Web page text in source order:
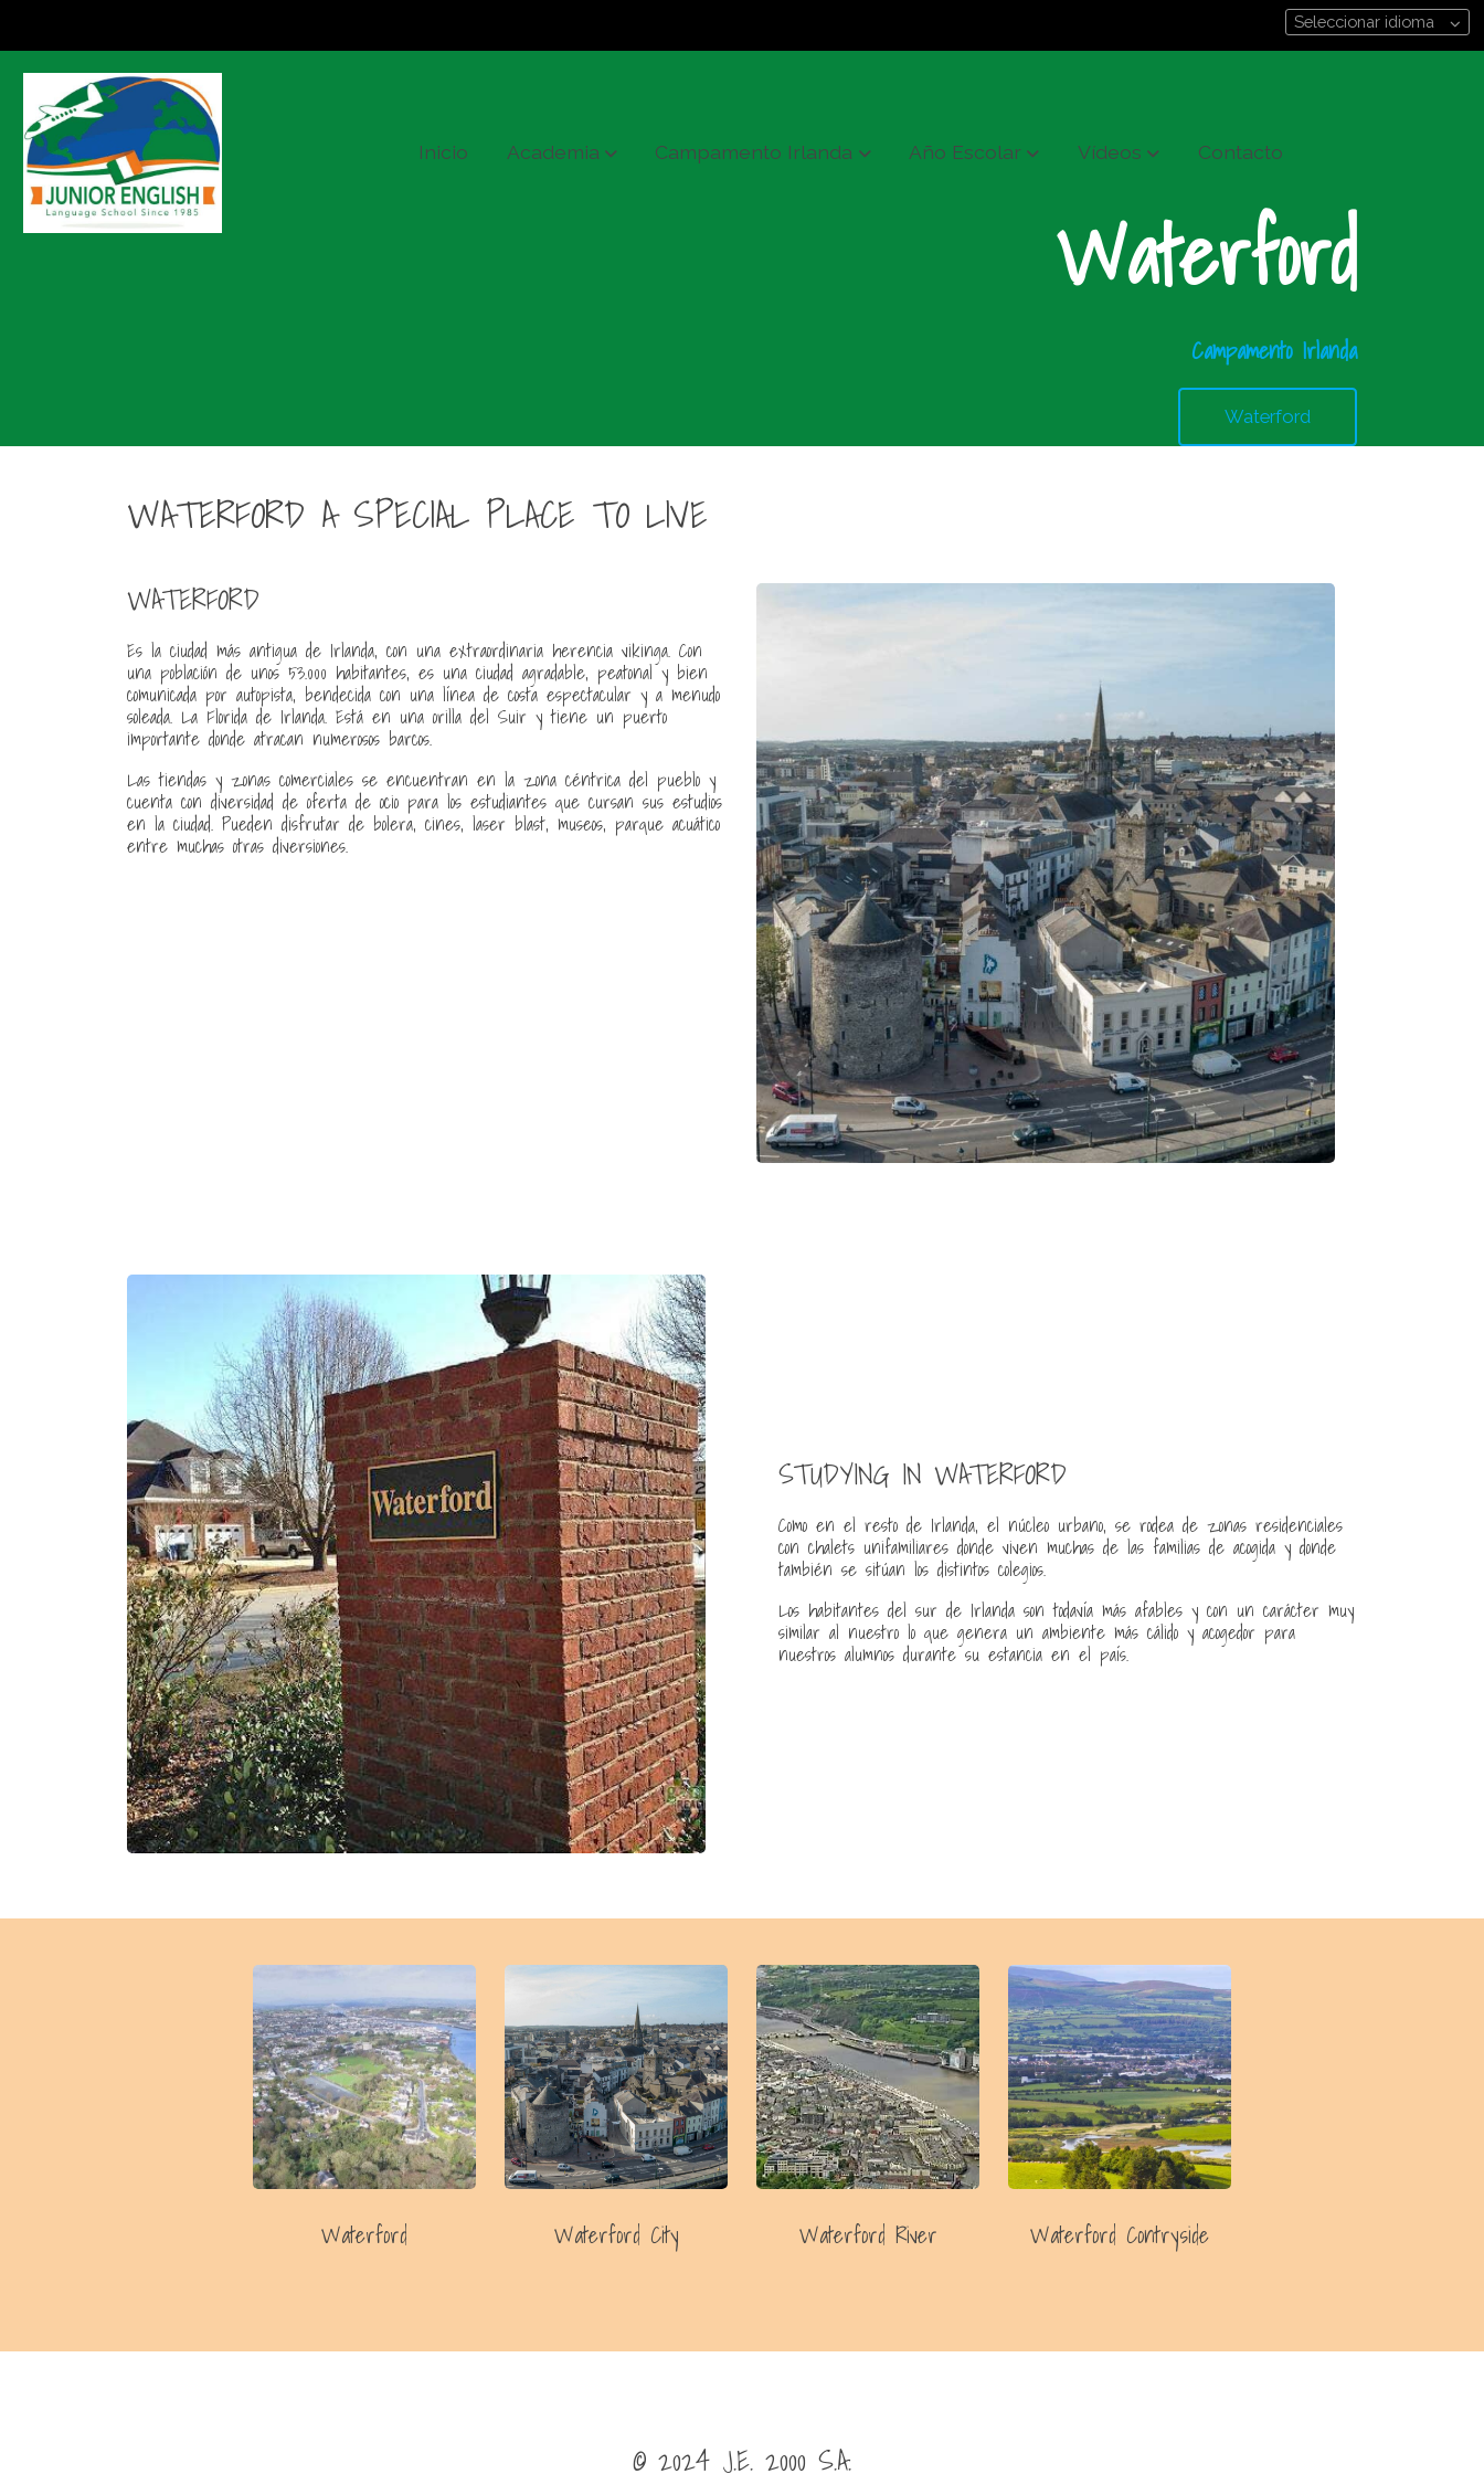
Seleccionar idioma
Inicio Academia Campamento Irlanda Año Escolar Vídeos Contacto
Waterford
Campamento Irlanda
Waterford
WATERFORD A SPECIAL PLACE TO LIVE
WATERFORD
Es la ciudad más antigua de Irlanda, con una extraordinaria herencia vikinga. Con
una población de unos 53.000 habitantes, es una ciudad agradable, peatonal y bien
comunicada por autopista, bendecida con una línea de costa espectacular y a menudo
soleada. La Florida de Irlanda. Está en una orilla del Suir y tiene un puerto
importante donde atracan numerosos barcos.
Las tiendas y zonas comerciales se encuentran en la zona céntrica del pueblo y
cuenta con diversidad de oferta de ocio para los estudiantes que cursan sus estudios
en la ciudad. Pueden disfrutar de bolera, cines, laser blast, museos, parque acuático
entre muchas otras diversiones.
STUDYING IN WATERFORD
Como en el resto de Irlanda, el núcleo urbano, se rodea de zonas residenciales
con chalets unifamiliares donde viven muchas de las familias de acogida y donde
también se sitúan los distintos colegios.
Los habitantes del sur de Irlanda son todavía más afables y con un carácter muy
similar al nuestro lo que genera un ambiente más cálido y acogedor para
nuestros alumnos durante su estancia en el país.
Waterford Waterford City Waterford River Waterford Contryside
© 2024 J.E. 2000 S.A.